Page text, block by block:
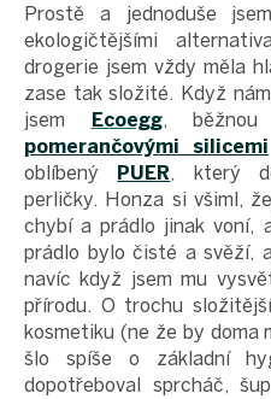
Prostě a jednoduše
ekologičtějšími
drogerie jsem vždy měla
zase tak složité. Když
jsem Ecoegg, běžnou
pomerančovými silicemi
oblíbený PUER, který
perličky. Honza si všiml,
chybí a prádlo jinak voní,
prádlo bylo čisté a svěží,
navíc když jsem mu
přírodu. O trochu
kosmetiku (ne že by doma
šlo spíše o základní
dopotřeboval sprcháč,